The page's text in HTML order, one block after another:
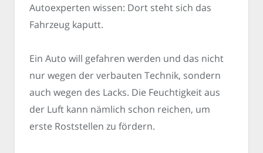
Autoexperten wissen: Dort steht sich das
Fahrzeug kaputt.
Ein Auto will gefahren werden und das nicht
nur wegen der verbauten Technik, sondern
auch wegen des Lacks. Die Feuchtigkeit aus
der Luft kann nämlich schon reichen, um
erste Roststellen zu fördern.